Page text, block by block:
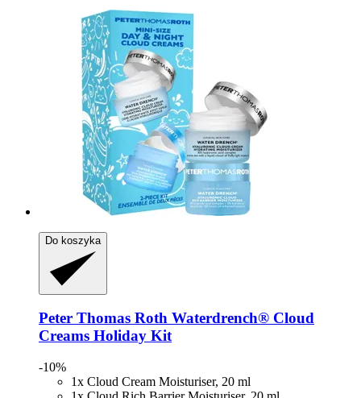
Do koszyka
Peter Thomas Roth Waterdrench® Cloud
Creams Holiday Kit
-10%
1x Cloud Cream Moisturiser, 20 ml